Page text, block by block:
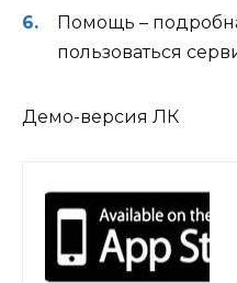
Помощь –
пользоваться
Демо-версия ЛК